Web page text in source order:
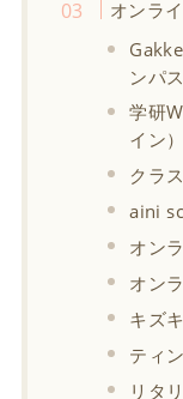
オンラ
ンパス
学研
イン）
クラ
aini
オン
オン
キズ
ティ
リタ